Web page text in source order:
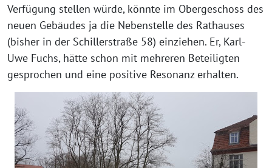
Verfügung stellen würde, könnte im Obergeschoss des
neuen Gebäudes ja die Nebenstelle des Rathauses
(bisher in der Schillerstraße 58) einziehen. Er, Karl-
Uwe Fuchs, hätte schon mit mehreren Beteiligten
gesprochen und eine positive Resonanz erhalten.